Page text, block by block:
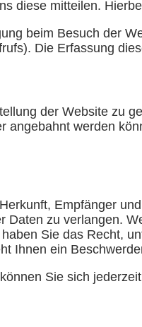
diese mitteilen.
beim Besuch der
Die Erfassung
der Website zu
werden
Empfänger
zu verlangen.
Sie das Recht,
Ihnen ein
Sie sich